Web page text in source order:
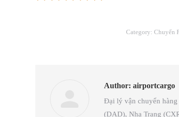
Category: Chuyển
Author: airportcargo
Đại lý vận chuyển
(DAD), Nha Trang